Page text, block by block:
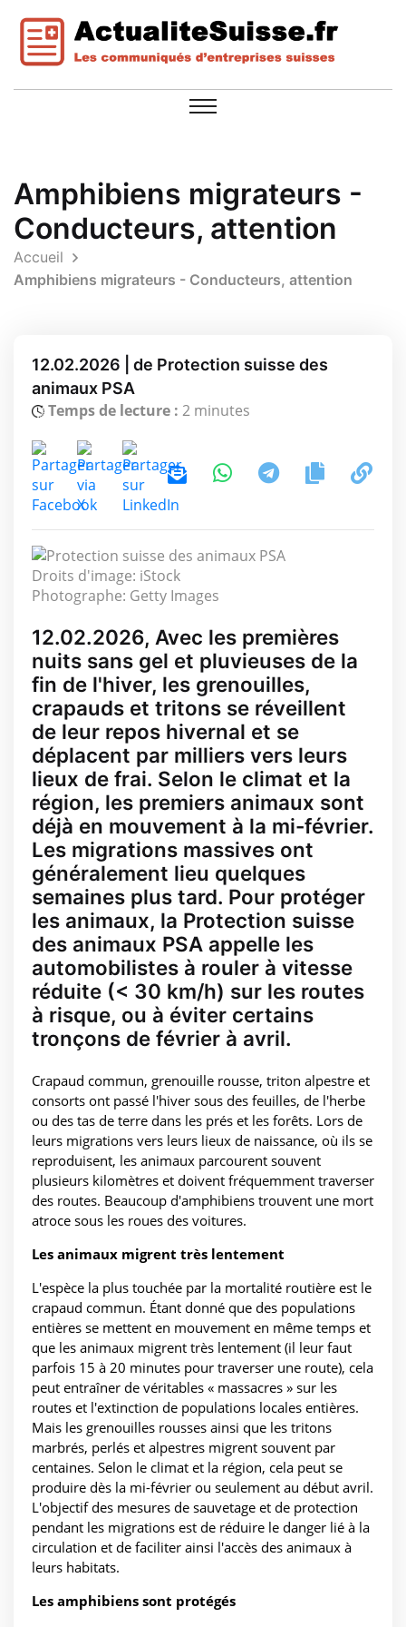
Amphibiens migrateurs -
Conducteurs, attention
Accueil
Amphibiens migrateurs - Conducteurs, attention
12.02.2026 | de Protection suisse des
animaux PSA
Temps de lecture : 2 minutes
Droits d'image: iStock
Photographe: Getty Images
12.02.2026, Avec les premières
nuits sans gel et pluvieuses de la
fin de l'hiver, les grenouilles,
crapauds et tritons se réveillent
de leur repos hivernal et se
déplacent par milliers vers leurs
lieux de frai. Selon le climat et la
région, les premiers animaux sont
déjà en mouvement à la mi-février.
Les migrations massives ont
généralement lieu quelques
semaines plus tard. Pour protéger
les animaux, la Protection suisse
des animaux PSA appelle les
automobilistes à rouler à vitesse
réduite (< 30 km/h) sur les routes
à risque, ou à éviter certains
tronçons de février à avril.
Crapaud commun, grenouille rousse, triton alpestre et
consorts ont passé l'hiver sous des feuilles, de l'herbe
ou des tas de terre dans les prés et les forêts. Lors de
leurs migrations vers leurs lieux de naissance, où ils se
reproduisent, les animaux parcourent souvent
plusieurs kilomètres et doivent fréquemment traverser
des routes. Beaucoup d'amphibiens trouvent une mort
atroce sous les roues des voitures.
Les animaux migrent très lentement
L'espèce la plus touchée par la mortalité routière est le
crapaud commun. Étant donné que des populations
entières se mettent en mouvement en même temps et
que les animaux migrent très lentement (il leur faut
parfois 15 à 20 minutes pour traverser une route), cela
peut entraîner de véritables « massacres » sur les
routes et l'extinction de populations locales entières.
Mais les grenouilles rousses ainsi que les tritons
marbrés, perlés et alpestres migrent souvent par
centaines. Selon le climat et la région, cela peut se
produire dès la mi-février ou seulement au début avril.
L'objectif des mesures de sauvetage et de protection
pendant les migrations est de réduire le danger lié à la
circulation et de faciliter ainsi l'accès des animaux à
leurs habitats.
Les amphibiens sont protégés